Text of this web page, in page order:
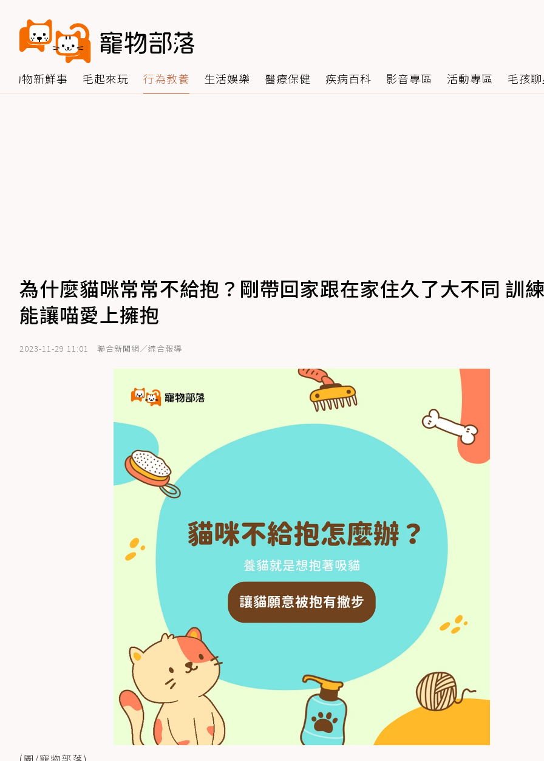
動物新鮮事 毛起來玩 行為教養 生活娛樂 醫療保健 疾病百科 影音專區 活動專區 毛孩
為什麼貓咪常常不給抱？剛帶回家跟在家住久了大不同 訓
能讓喵愛上擁抱
2023-11-29 11:01 聯合新聞網／綜合報導